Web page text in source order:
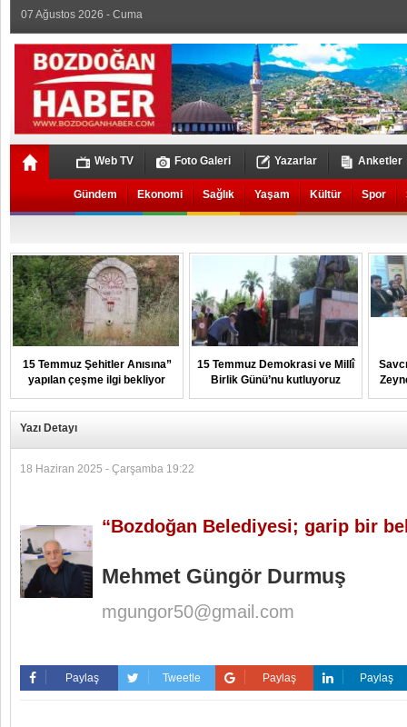
07 Ağustos 2026 - Cuma
Web TV Foto Galeri Yazarlar Anketler
Gündem Ekonomi Sağlık Yaşam Kültür Spor
15 Temmuz Şehitler Anısına”
yapılan çeşme ilgi bekliyor
15 Temmuz Demokrasi ve Millî
Birlik Günü’nu kutluyoruz
Yazı Detayı
18 Haziran 2025 - Çarşamba 19:22
“Bozdoğan Belediyesi; garip bir
Mehmet Güngör Durmuş
mgungor50@gmail.com
Paylaş Tweetle Paylaş Paylaş